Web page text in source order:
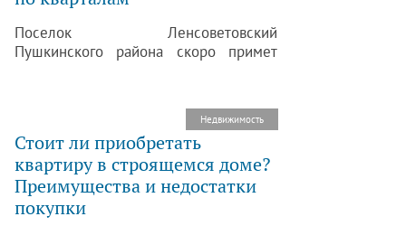
Поселок Ленсоветовский
Пушкинского района скоро примет
новые дома и целые улицы, которые
Недвижимость
Стоит ли приобретать
квартиру в строящемся доме?
Преимущества и недостатки
покупки